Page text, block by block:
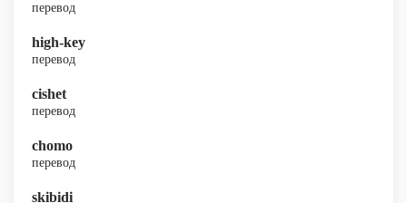
перевод
high-key
перевод
cishet
перевод
chomo
перевод
skibidi